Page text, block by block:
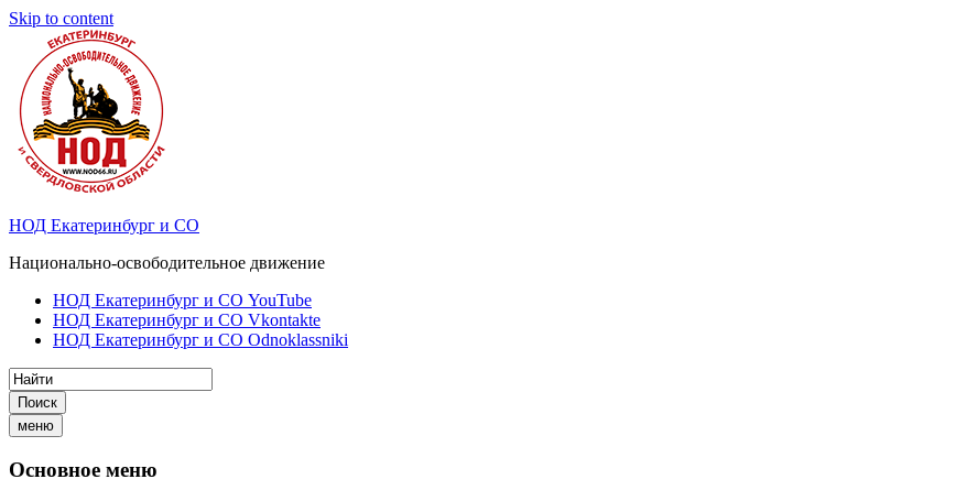
Skip to content
НОД Екатеринбург и СО
Национально-освободительное движение
НОД Екатеринбург и СО YouTube
НОД Екатеринбург и СО Vkontakte
НОД Екатеринбург и СО Odnoklassniki
Поиск
меню
Основное меню